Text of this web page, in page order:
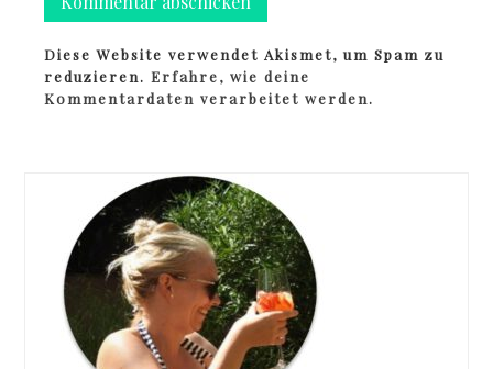
Diese Website verwendet Akismet, um Spam zu
reduzieren.Erfahre, wie deine
Kommentardaten verarbeitet werden.